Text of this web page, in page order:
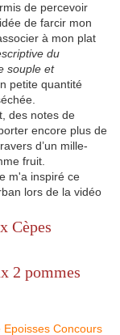
de percevoir
de farcir mon
à mon plat
du
souple et
petite quantité
des notes de
encore plus de
d’un mille-
fruit.
m'a inspiré ce
lors de la vidéo
Cèpes
2 pommes